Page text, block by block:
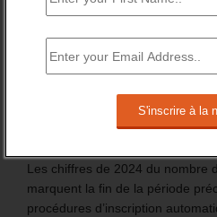
FT : + 100 000 INSCRITS EN
Les chiffres de 2024 du nombre
marquent la fin de la période
procédures d’inscription